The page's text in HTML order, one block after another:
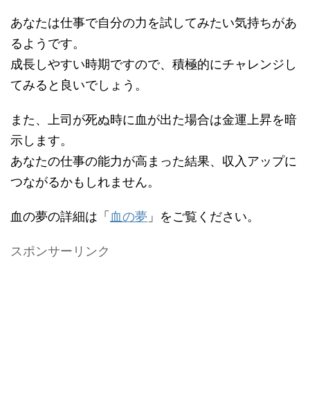
あなたは仕事で自分の力を試してみたい気持ちがあ
るようです。
成長しやすい時期ですので、積極的にチャレンジし
てみると良いでしょう。
また、上司が死ぬ時に血が出た場合は金運上昇を暗
示します。
あなたの仕事の能力が高まった結果、収入アップに
つながるかもしれません。
血の夢の詳細は「 血の夢 」をご覧ください。
スポンサーリンク